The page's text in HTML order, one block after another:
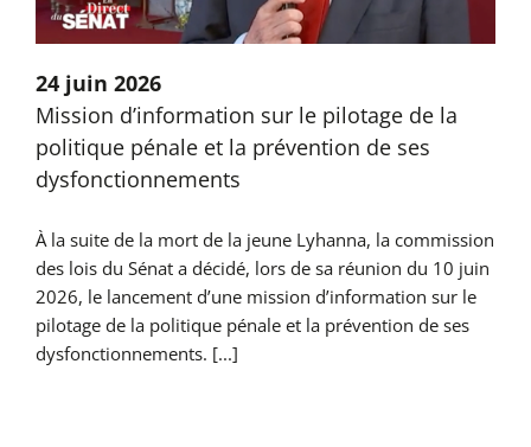
24 juin 2026
Mission d’information sur le pilotage de la
politique pénale et la prévention de ses
dysfonctionnements
À la suite de la mort de la jeune Lyhanna, la commission
des lois du Sénat a décidé, lors de sa réunion du 10 juin
2026, le lancement d’une mission d’information sur le
pilotage de la politique pénale et la prévention de ses
dysfonctionnements. [...]